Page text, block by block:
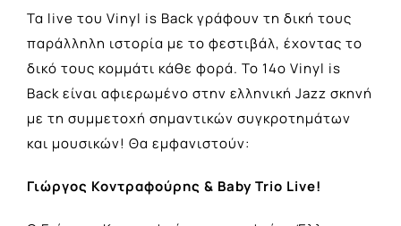
Τα live του Vinyl is Back γράφουν τη δική τους
παράλληλη ιστορία με το φεστιβάλ, έχοντας το
δικό τους κομμάτι κάθε φορά. Το 14o Vinyl is
Back είναι αφιερωμένο στην ελληνική Jazz σκηνή
με τη συμμετοχή σημαντικών συγκροτημάτων
και μουσικών! Θα εμφανιστούν:
Γιώργος Κοντραφούρης & Baby Trio Live!